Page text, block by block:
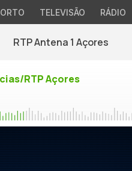
TELEVISÃO RÁDIO
RTP Antena 1 Açores
RTP Açores